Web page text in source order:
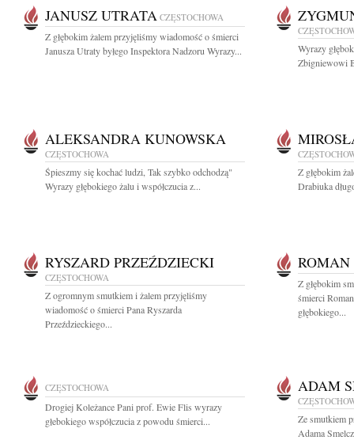
JANUSZ UTRATA CZĘSTOCHOWA
Z głębokim żalem przyjęliśmy wiadomość o śmierci
Janusza Utraty byłego Inspektora Nadzoru Wyrazy...
Wyrazy
Zbigniewowi
ALEKSANDRA KUNOWSKA
CZĘSTOCHOWA
Śpieszmy się kochać ludzi, Tak szybko odchodzą"
Wyrazy głębokiego żalu i współczucia z...
Z głębokim
Drabiuka
RYSZARD PRZEŹDZIECKI
CZĘSTOCHOWA
Z ogromnym smutkiem i żalem przyjęliśmy
wiadomość o śmierci Pana Ryszarda
Przeździeckiego...
Z głębokim
śmierci
głębokiego...
CZĘSTOCHOWA
Drogiej Koleżance Pani prof. Ewie Flis wyrazy
głebokiego współczucia z powodu śmierci...
ADAM
Ze smutkiem
Adama